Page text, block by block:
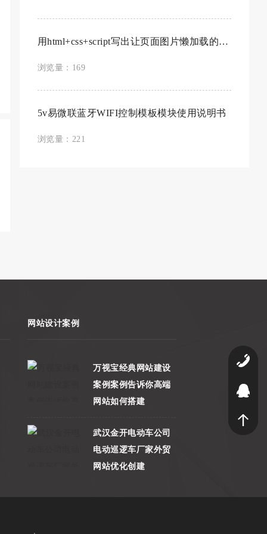
用html+css+script写出让页面图片懒加载的代码
浏览量：169
5v易微联蓝牙WIFI控制模板模块使用说明书
浏览量：221
网站设计案例
万视宝经典网站建设
案例案例告诉你高端
网站如何搭建
武汉金开电动车公司
电动巡逻车厂家外贸
网站优化创建